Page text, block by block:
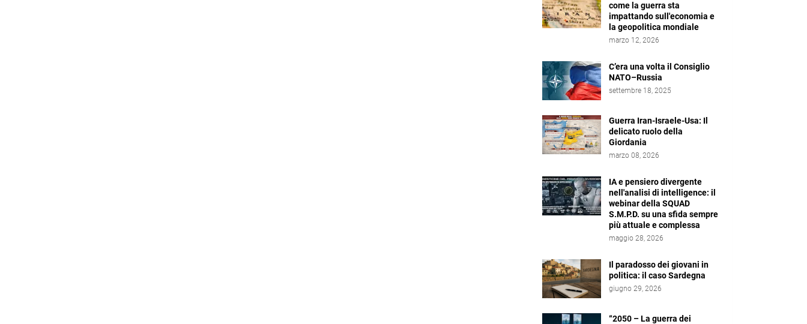
come la guerra sta
impattando sull'economia e
la geopolitica mondiale
marzo 12, 2026
C’era una volta il Consiglio
NATO–Russia
settembre 18, 2025
Guerra Iran-Israele-Usa: Il
delicato ruolo della
Giordania
marzo 08, 2026
IA e pensiero divergente
nell'analisi di intelligence: il
webinar della SQUAD
S.M.P.D. su una sfida sempre
più attuale e complessa
maggio 28, 2026
Il paradosso dei giovani in
politica: il caso Sardegna
giugno 29, 2026
“2050 – La guerra dei